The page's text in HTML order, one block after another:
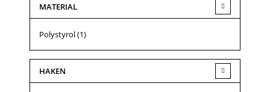
MATERIAL
Polystyrol(1)
HAKEN